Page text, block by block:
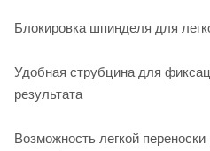
Блокировка шпинделя для
Удобная струбцина для
результата
Возможность легкой переноски